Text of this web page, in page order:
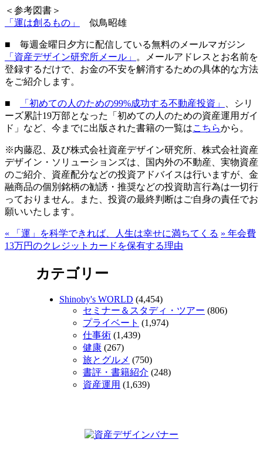
＜参考図書＞
「運は創るもの」
似鳥昭雄
■ 毎週金曜日夕方に配信している無料のメールマガジン
「資産デザイン研究所メール」
。メールアドレスとお名前を
登録するだけで、お金の不安を解消するための具体的な方法
をご紹介します。
■ 「初めての人のための99%成功する不動産投資」
、シリ
ーズ累計19万部となった「初めての人のための資産運用ガイ
ド」など、今までに出版された書籍の一覧はこちらから。
※内藤忍、及び株式会社資産デザイン研究所、株式会社資産
デザイン・ソリューションズは、国内外の不動産、実物資産
のご紹介、資産配分などの投資アドバイスは行いますが、金
融商品の個別銘柄の勧誘・推奨などの投資助言行為は一切行
っておりません。また、投資の最終判断はご自身の責任でお
願いいたします。
« 「運」を科学できれば、人生は幸せに満ちてくる » 年会費
13万円のクレジットカードを保有する理由
カテゴリー
Shinoby's WORLD (4,454)
セミナー＆スタディ・ツアー (806)
プライベート (1,974)
仕事術 (1,439)
健康 (267)
旅とグルメ (750)
書評・書籍紹介 (248)
資産運用 (1,639)